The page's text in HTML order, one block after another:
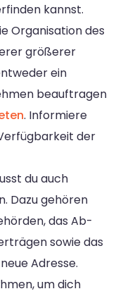
kannst.
Organisation des
größerer
ein
beauftragen
. Informiere
der
du auch
Dazu gehören
das Ab-
sowie das
Adresse.
um dich